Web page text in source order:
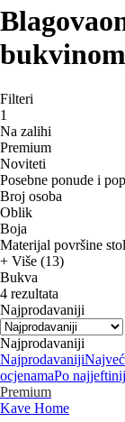
Filteri
1
Na zalihi
Premium
Noviteti
Posebne ponude i
Broj osoba
Oblik
Boja
Materijal površine
+ Više (13)
Bukva
4 rezultata
Najprodavaniji
Najprodavaniji
Najprodavaniji
ocjenamaPo
Premium
Kave Home